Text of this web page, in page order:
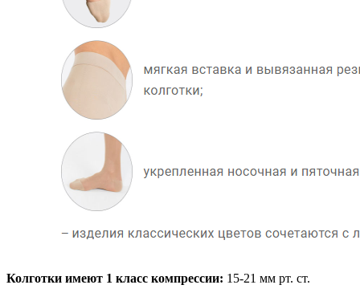
Колготки имеют 1 класс компрессии: 15-21 мм рт. ст.